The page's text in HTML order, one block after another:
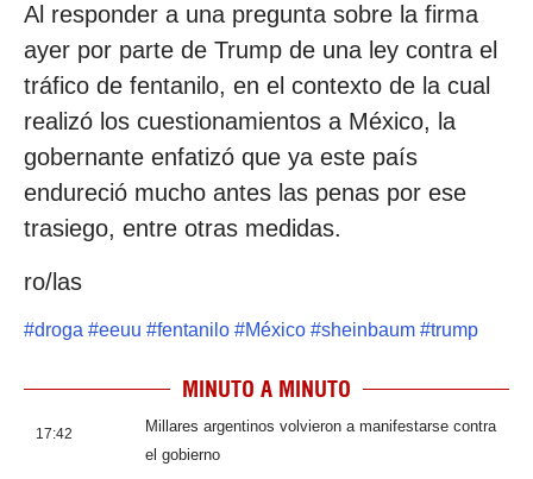
Al responder a una pregunta sobre la firma
ayer por parte de Trump de una ley contra el
tráfico de fentanilo, en el contexto de la cual
realizó los cuestionamientos a México, la
gobernante enfatizó que ya este país
endureció mucho antes las penas por ese
trasiego, entre otras medidas.
ro/las
#droga #eeuu #fentanilo #México #sheinbaum #trump
MINUTO A MINUTO
17:42
Millares argentinos volvieron a manifestarse contra
el gobierno